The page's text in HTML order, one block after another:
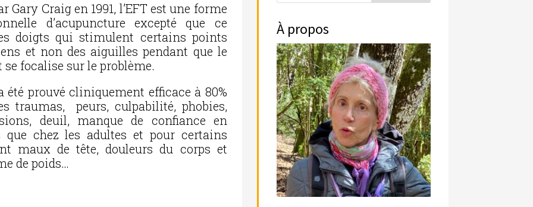
Gary Craig en 1991, l’EFT est une forme
d’acupuncture excepté que ce
doigts qui stimulent certains points
et non des aiguilles pendant que le
se focalise sur le problème.
été prouvé cliniquement efficace à 80%
traumas, peurs, culpabilité, phobies,
deuil, manque de confiance en
chez les adultes et pour certains
maux de tête, douleurs du corps et
de poids…
À propos